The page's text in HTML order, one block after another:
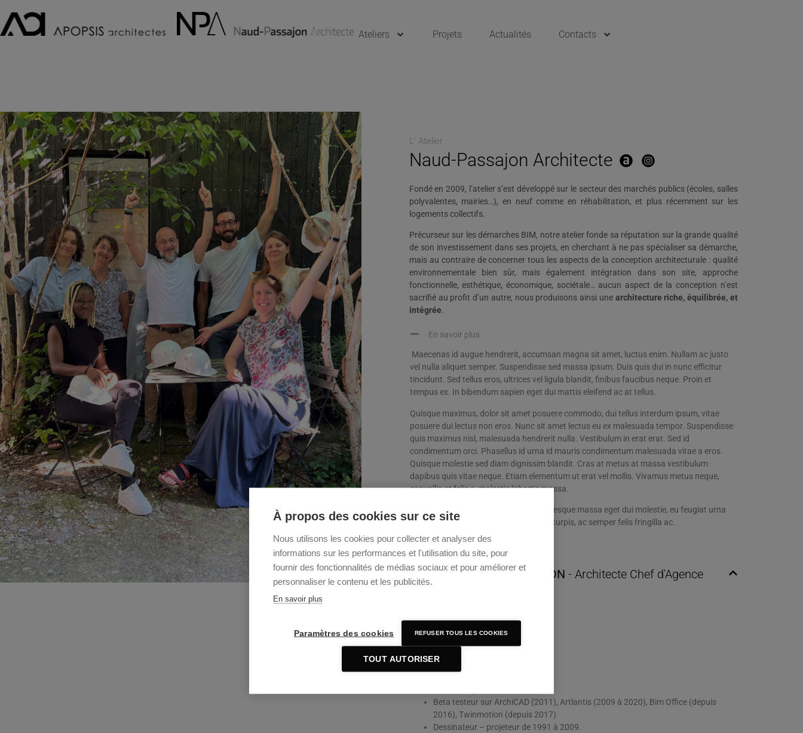
À propos des cookies sur ce site
Nous utilisons les cookies pour collecter et analyser des
informations sur les performances et l'utilisation du site, pour
fournir des fonctionnalités de médias sociaux et pour améliorer et
personnaliser le contenu et les publicités.
En savoir plus
Paramètres des cookies REFUSER TOUS LES COOKIES
TOUT AUTORISER
Ateliers Projets Actualités Contacts
L' Atelier
Naud-Passajon Architecte
Fondé en 2009, l’atelier s’est développé sur le secteur des marchés publics (écoles, salles
polyvalentes, mairies…), en neuf comme en réhabilitation, et plus récemment sur les
logements collectifs.
Précurseur sur les démarches BIM, notre atelier fonde sa réputation sur la grande qualité
de son investissement dans ses projets, en cherchant à ne pas spécialiser sa démarche,
mais au contraire de concerner tous les aspects de la conception architecturale : qualité
environnementale bien sûr, mais également intégration dans son site, approche
fonctionnelle, esthétique, économique, sociétale… aucun aspect de la conception n’est
sacrifié au profit d’un autre, nous produisons ainsi une architecture riche, équilibrée, et
intégrée.
En savoir plus
Maecenas id augue hendrerit, accumsan magna sit amet, luctus enim. Nullam ac justo
vel nulla aliquet semper. Suspendisse sed massa ipsum. Duis quis dui in nunc efficitur
tincidunt. Sed tellus eros, ultrices vel ligula blandit, finibus faucibus neque. Proin et
tempus ex. In bibendum sapien eget dui mattis eleifend ac at tellus.
Quisque maximus, dolor sit amet posuere commodo, dui tellus interdum ipsum, vitae
posuere dui lectus non eros. Nunc sit amet lectus eu ex malesuada tempor. Suspendisse
quis maximus nisl, malesuada hendrerit nulla. Vestibulum in erat erat. Sed id
condimentum orci. Phasellus id urna id mauris condimentum malesuada vitae a eros.
Quisque molestie sed diam dignissim blandit. Cras at metus at massa vestibulum
dapibus quis vitae neque. Etiam elementum ut erat vel mollis. Vivamus metus neque,
convallis at felis a, molestie lobortis massa.
Morbi nec erat odio. Vestibulum pellentesque massa eget dui molestie, eu feugiat urna
malesuada. Etiam consectetur feugiat turpis, ac semper felis fringilla ac.
Emmanuel NAUD-PASSAJON - Architecte Chef d'Agence
Mention Recherche
Diplomé de l’ENSA Lyon
PARCOURS
Beta testeur sur ArchiCAD (2011), Artlantis (2009 à 2020), Bim Office (depuis
2016), Twinmotion (depuis 2017)
Dessinateur – projeteur de 1991 à 2009.